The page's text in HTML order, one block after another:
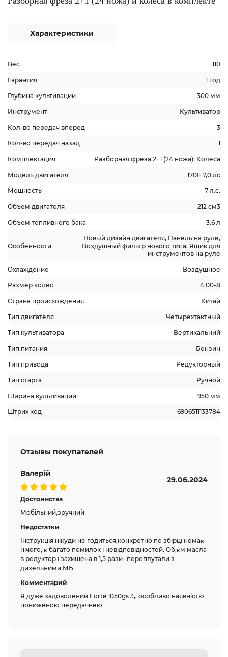
Характеристики
Вес 110
Гарантия 1 год
Глубина культивации 300 мм
Инструмент Культиватор
Кол-во передач вперед 3
Кол-во передач назад 1
Комплектация Разборная фреза 2+1 (24 ножа); Колеса
Модель двигателя 170F 7,0 лс
Мощность 7 л.с.
Объем двигателя 212 см3
Объем топливного бака 3.6 л
Особенности
Новый дизайн двигателя, Панель на руле,
Воздушный фильтр нового типа, Ящик для
инструментов на руле
Охлаждение Воздушное
Размер колес 4.00-8
Страна происхождения Китай
Тип двигателя Четырехтактный
Тип культиватора Вертикальний
Тип питания Бензин
Тип привода Редукторный
Тип старта Ручной
Ширина культивации 950 мм
Штрих код 6906511133784
Отзывы покупателей
Валерій
29.06.2024
Достоинства
Мобільний,зручний
Недостатки
Інструкція нікуди не годиться,конкретно по збірці немає
нічого, є багато помилок і невідповідностей. Об,єм масла
в редуктор і захищена в 1,5 рази- переплутали з
дизельними МБ
Комментарий
Я дуже задоволений Forte 1050gs 3,, особливо наявністю
пониженою передачнею